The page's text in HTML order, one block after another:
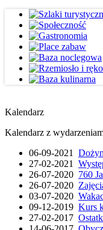
Kalendarz
Kalendarz z
06-09-2021
27-02-2021
26-07-2020 760
26-07-2020
03-07-2020
09-12-2019 Kurs
27-02-2017